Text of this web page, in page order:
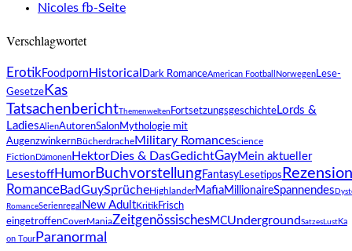
Nicoles fb-Seite
Verschlagwortet
ErotikFoodporn Historical Dark RomanceAmerican Football NorwegenLese-
Gesetze Kas
TatsachenberichtThemenwelten FortsetzungsgeschichteLords &
LadiesAlienAutorenSalonMythologie mit
AugenzwinkernBücherdracheMilitary RomanceScience
Fiction Dämonen HektorDies & DasGedichtGayMein aktueller
Lesestoff HumorBuchvorstellungFantasyLesetipps
RomanceBadGuySprücheHighlanderMafiaMillionaireSpannendes
RomanceSerienregal New AdultKritikFrisch
eingetroffenCoverManiaZeitgenössischesMCUnderground SatzesLust Ka
on Tour Paranormal